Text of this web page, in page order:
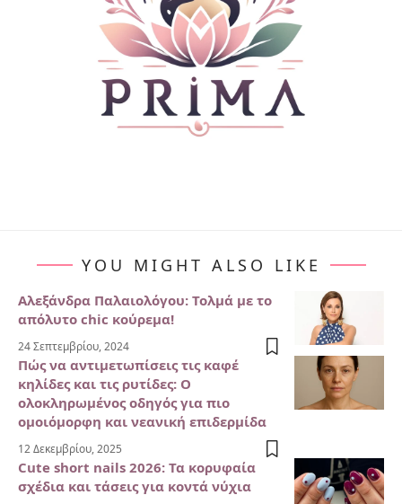
YOU MIGHT ALSO LIKE
Αλεξάνδρα Παλαιολόγου: Τολμά με το
απόλυτο chic κούρεμα!
24 Σεπτεμβρίου, 2024
Πώς να αντιμετωπίσεις τις καφέ
κηλίδες και τις ρυτίδες: Ο
ολοκληρωμένος οδηγός για πιο
ομοιόμορφη και νεανική επιδερμίδα
12 Δεκεμβρίου, 2025
Cute short nails 2026: Τα κορυφαία
σχέδια και τάσεις για κοντά νύχια